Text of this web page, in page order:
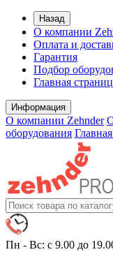
Назад
О компании
Оплата и
Гарантия
Подбор
Главная
Информация
О компании Zehnder
оборудования
Пн - Вс: с 9.00 до